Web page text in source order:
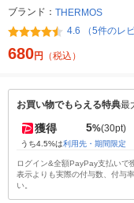
ブランド： THERMOS
4.6 （5件のレビ
680円 （税込）
お買い物でもらえる特典最
獲得 5%(30pt)
うち4.5%は利用先・期間限定
ログイン&全額PayPay支払いで
表示よりも実際の付与数、付与
い。